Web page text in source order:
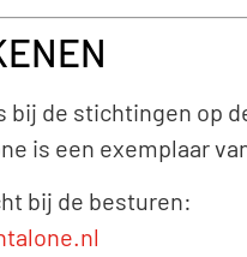
de stichtingen op
is een exemplaar
bij de besturen: